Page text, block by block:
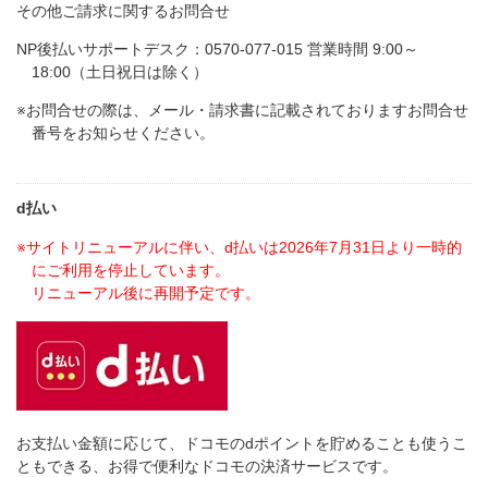
その他ご請求に関するお問合せ​
NP後払いサポートデスク：0570-077-015 営業時間 9:00～
18:00（土日祝日は除く）​
※お問合せの際は、メール・請求書に記載されておりますお問合せ
番号をお知らせください。
d払い
※サイトリニューアルに伴い、d払いは2026年7月31日より一時的
にご利用を停止しています。
リニューアル後に再開予定です。
お支払い金額に応じて、ドコモのdポイントを貯めることも使うこ
ともできる、お得で便利なドコモの決済サービスです。